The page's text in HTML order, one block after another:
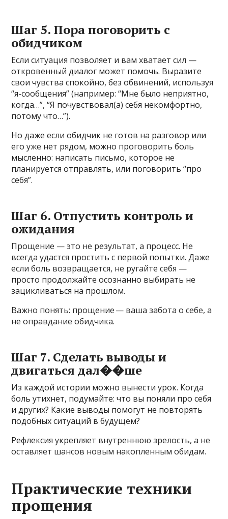
Шаг 5. Пора поговорить с
обидчиком
Если ситуация позволяет и вам хватает сил —
откровенный диалог может помочь. Выразите
свои чувства спокойно, без обвинений, используя
“я-сообщения” (например: “Мне было неприятно,
когда…”, “Я почувствовал(а) себя некомфортно,
потому что…”).
Но даже если обидчик не готов на разговор или
его уже нет рядом, можно проговорить боль
мысленно: написать письмо, которое не
планируется отправлять, или поговорить “про
себя”.
Шаг 6. Отпустить контроль и
ожидания
Прощение — это не результат, а процесс. Не
всегда удастся простить с первой попытки. Даже
если боль возвращается, не ругайте себя —
просто продолжайте осознанно выбирать не
зацикливаться на прошлом.
Важно понять: прощение ⁠— ваша забота о себе, а
не оправдание обидчика.
Шаг 7. Сделать выводы и
двигаться дал��ше
Из каждой истории можно вынести урок. Когда
боль утихнет, подумайте: что вы поняли про себя
и других? Какие выводы помогут не повторять
подобных ситуаций в будущем?
Рефлексия укрепляет внутреннюю зрелость, а не
оставляет шансов новым накопленным обидам.
Практические техники
прощения